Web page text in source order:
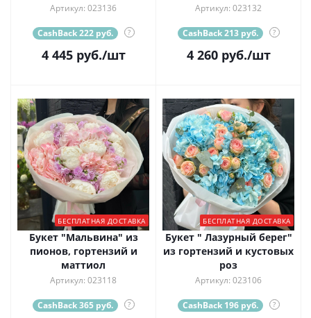
Артикул: 023136
CashBack 222 руб. ?
4 445руб./шт
Артикул: 023132
CashBack 213 руб. ?
4 260руб./шт
БЕСПЛАТНАЯ ДОСТАВКА
Букет "Мальвина" из
пионов, гортензий и
маттиол
Артикул: 023118
CashBack 365 руб. ?
БЕСПЛАТНАЯ ДОСТАВКА
Букет " Лазурный берег"
из гортензий и кустовых
роз
Артикул: 023106
CashBack 196 руб. ?